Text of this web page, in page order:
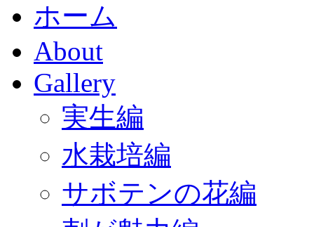
ホーム
About
Gallery
実生編
水栽培編
サボテンの花編